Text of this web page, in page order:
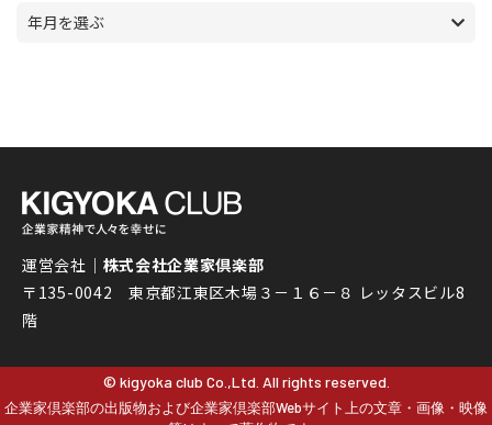
年月を選ぶ
運営会社｜ 株式会社企業家倶楽部
〒135-0042 東京都江東区木場３－１６－８ レッタスビル8
階
© kigyoka club Co.,Ltd. All rights reserved.
企業家倶楽部の出版物および企業家倶楽部Webサイト上の文章・画像・映像